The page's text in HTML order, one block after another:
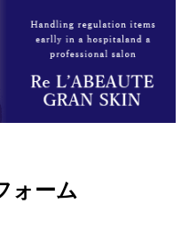
ォーム